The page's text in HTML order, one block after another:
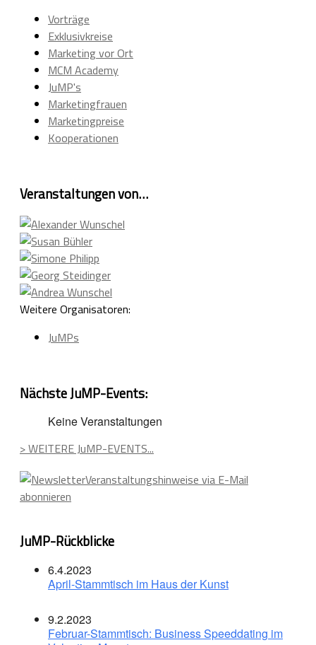
Vorträge
Exklusivkreise
Marketing vor Ort
MCM Academy
JuMP's
Marketingfrauen
Marketingpreise
Kooperationen
Veranstaltungen von…
Weitere Organisatoren:
JuMPs
Nächste JuMP-Events:
Keine Veranstaltungen
> WEITERE JuMP-EVENTS...
Veranstaltungshinweise via E-Mail
abonnieren
JuMP-Rückblicke
6.4.2023
April-Stammtisch im Haus der Kunst
9.2.2023
Februar-Stammtisch: Business Speeddating im